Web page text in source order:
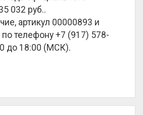
032 руб..
артикул 00000893 и
телефону +7 (917) 578-
до 18:00 (МСК).